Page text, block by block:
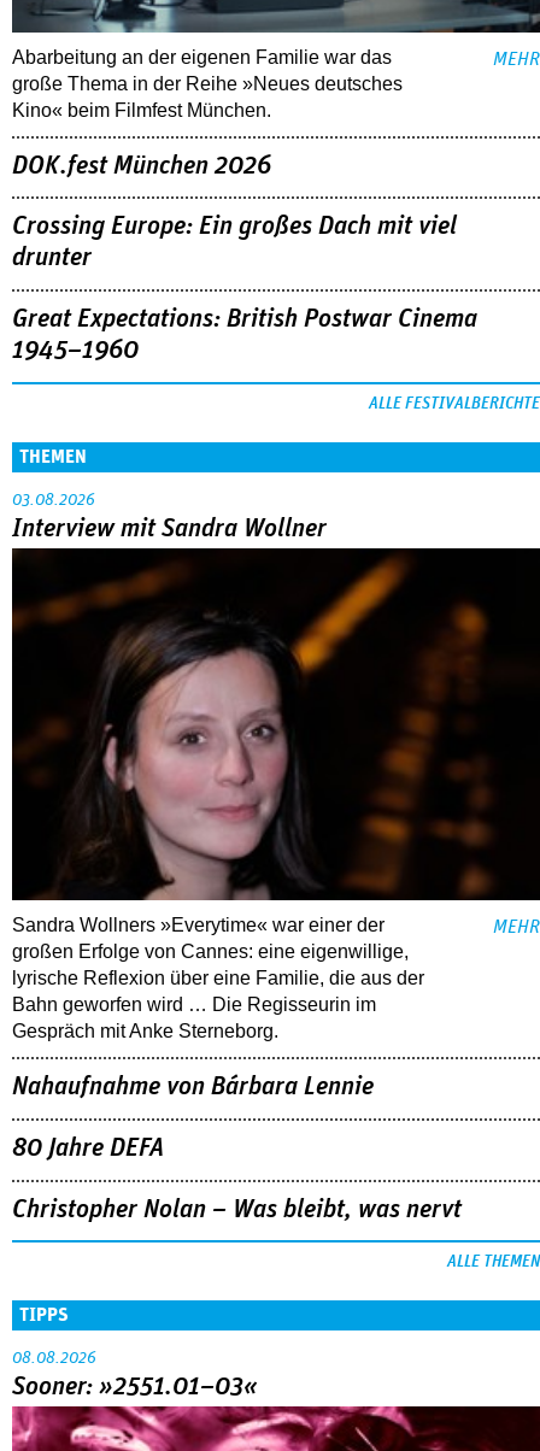
Abarbeitung an der eigenen Familie war das
große Thema in der Reihe »Neues deutsches
Kino« beim Filmfest München.
MEHR
DOK.fest München 2026
Crossing Europe: Ein großes Dach mit viel
drunter
Great Expectations: British Postwar Cinema
1945–1960
ALLE FESTIVALBERICHTE
THEMEN
03.08.2026
Interview mit Sandra Wollner
Sandra Wollners »Everytime« war einer der
großen Erfolge von Cannes: eine eigenwillige,
lyrische Reflexion über eine ­Familie, die aus der
Bahn geworfen wird … Die Regisseurin im
Gespräch mit Anke Sterneborg.
MEHR
Nahaufnahme von Bárbara Lennie
80 Jahre DEFA
Christopher Nolan – Was bleibt, was nervt
ALLE THEMEN
TIPPS
08.08.2026
Sooner: »2551.01–03«